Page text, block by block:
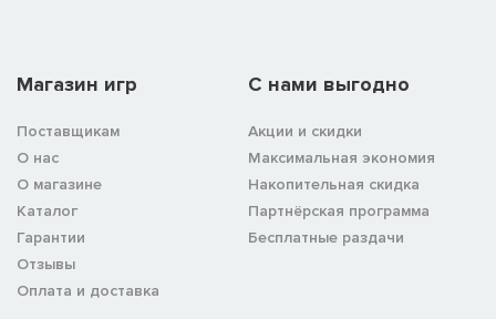
Магазин игр
Поставщикам
О нас
О магазине
Каталог
Гарантии
Отзывы
Оплата и доставка
C нами выгодно
Акции и скидки
Максимальная экономия
Накопительная скидка
Партнёрская программа
Бесплатные раздачи